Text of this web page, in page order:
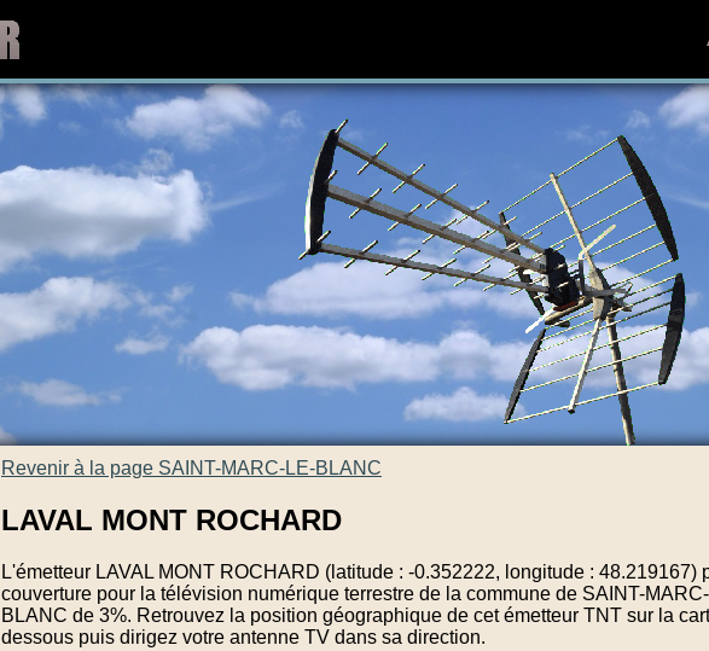
Revenir à la page SAINT-MARC-LE-BLANC
LAVAL MONT ROCHARD
L'émetteur LAVAL MONT ROCHARD (latitude : -0.352222, longitude : 48.219167)
couverture pour la télévision numérique terrestre de la commune de SAINT-
BLANC de 3%. Retrouvez la position géographique de cet émetteur TNT sur la
dessous puis dirigez votre antenne TV dans sa direction.